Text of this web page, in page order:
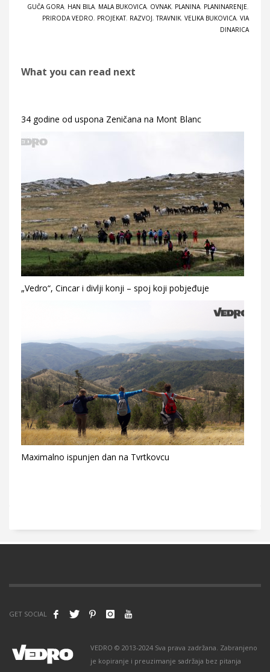
GUČA GORA, HAN BILA, MALA BUKOVICA, OVNAK, PLANINA, PLANINARENJE,
PRIRODA VEDRO, PROJEKAT, RAZVOJ,TRAVNIK, VELIKA BUKOVICA, VIA
DINARICA
What you can read next
34 godine od uspona Zeničana na Mont Blanc
„Vedro“, Cincar i divlji konji – spoj koji pobjeđuje
Maximalno ispunjen dan na Tvrtkovcu
GET SOCIAL
VEDRO © 2013-2024 Sva prava zadržana. Zabranjeno
je kopiranje i preuzimanje sadržaja bez pitanja